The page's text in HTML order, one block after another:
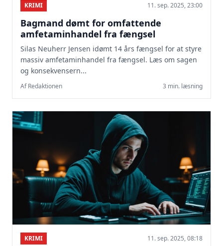
KRIMI 11. sep. 2025, 23:00
Bagmand dømt for omfattende
amfetaminhandel fra fængsel
Silas Neuherr Jensen idømt 14 års fængsel for at styre
massiv amfetaminhandel fra fængsel. Læs om sagen
og konsekvensern...
Af Redaktionen 3 min. læsning
KRIMI 11. sep. 2025, 08:18